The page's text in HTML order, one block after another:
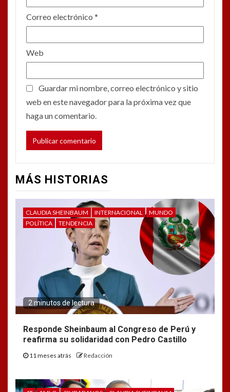
Correo electrónico *
Web
Guardar mi nombre, correo electrónico y sitio
web en este navegador para la próxima vez que
haga un comentario.
MÁS HISTORIAS
CLAUDIA SHEINBAUM INTERNACIONAL
MUNDO
POLÍTICA
TENDENCIA
2 minutos de lectura
Responde Sheinbaum al Congreso de Perú y
reafirma su solidaridad con Pedro Castillo
11 meses atrás Redacción